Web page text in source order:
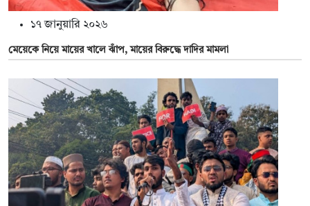
১৭ জানুয়ারি ২০২৬
মেয়েকে নিয়ে মায়ের খালে ঝাঁপ, মায়ের বিরুদ্ধে দাদির মামলা